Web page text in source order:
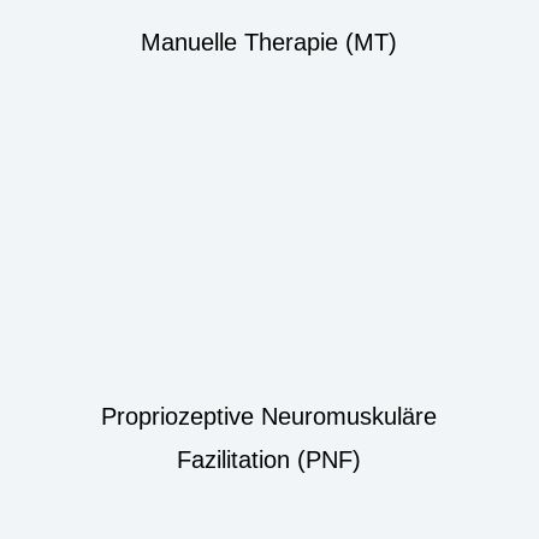
Manuelle Therapie (MT)
Propriozeptive Neuromuskuläre
Fazilitation (PNF)